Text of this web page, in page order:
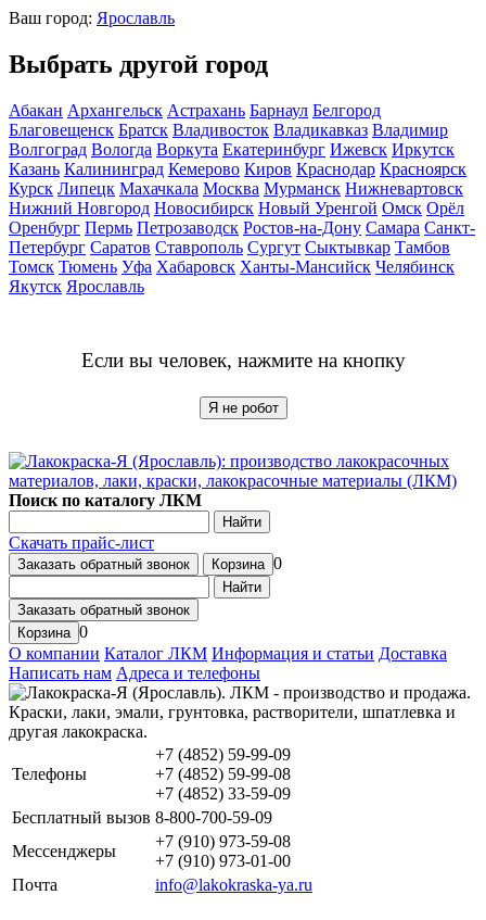
Ваш город: Ярославль
Выбрать другой город
Абакан Архангельск Астрахань Барнаул Белгород
Благовещенск Братск Владивосток Владикавказ Владимир
Волгоград Вологда Воркута Екатеринбург Ижевск Иркутск
Казань Калининград Кемерово Киров Краснодар Красноярск
Курск Липецк Махачкала Москва Мурманск Нижневартовск
Нижний Новгород Новосибирск Новый Уренгой Омск Орёл
Оренбург Пермь Петрозаводск Ростов-на-Дону Самара Санкт-
Петербург Саратов Ставрополь Сургут Сыктывкар Тамбов
Томск Тюмень Уфа Хабаровск Ханты-Мансийск Челябинск
Якутск Ярославль
Если вы человек, нажмите на кнопку
Я не робот
Поиск по каталогу ЛКМ
Найти
Скачать прайс-лист
Заказать обратный звонок Корзина 0
Найти
Заказать обратный звонок
Корзина 0
О компании Каталог ЛКМ Информация и статьи Доставка
Написать нам Адреса и телефоны
Телефоны
+7 (4852) 59-99-09
+7 (4852) 59-99-08
+7 (4852) 33-59-09
Бесплатный вызов 8-800-700-59-09
Мессенджеры
+7 (910) 973-59-08
+7 (910) 973-01-00
Почта
info@lakokraska-ya.ru